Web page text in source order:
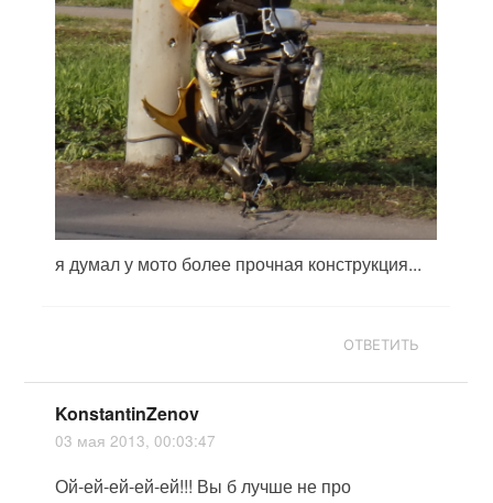
я думал у мото более прочная конструкция...
ОТВЕТИТЬ
KonstantinZenov
03 мая 2013, 00:03:47
Ой-ей-ей-ей-ей!!! Вы б лучше не про